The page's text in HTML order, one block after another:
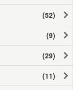
(52)
(9)
(29)
(11)